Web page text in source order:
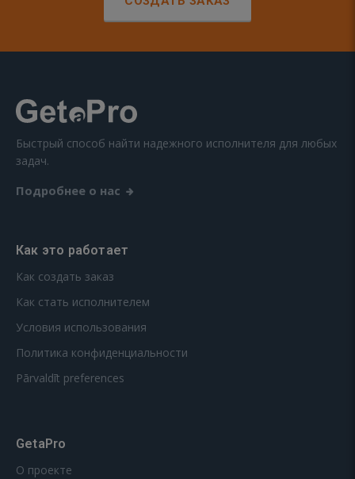
Быстрый способ найти надежного исполнителя для любых
задач.
Подробнее о нас
Как это работает
Как создать заказ
Как стать исполнителем
Условия использования
Политика конфиденциальности
Pārvaldīt preferences
GetaPro
О проекте